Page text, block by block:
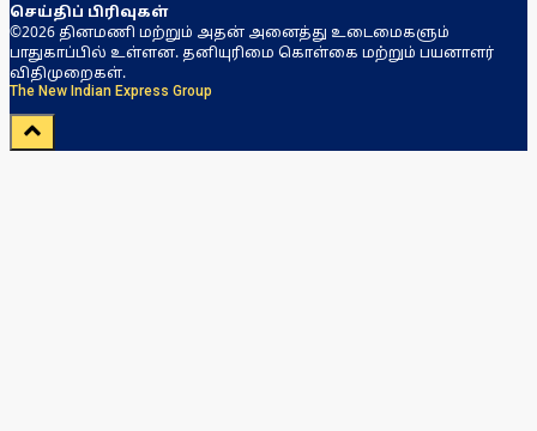
செய்திப் பிரிவுகள்
©2026 தினமணி மற்றும் அதன் அனைத்து உடைமைகளும்
பாதுகாப்பில் உள்ளன. தனியுரிமை கொள்கை மற்றும் பயனாளர்
விதிமுறைகள்.
The New Indian Express Group